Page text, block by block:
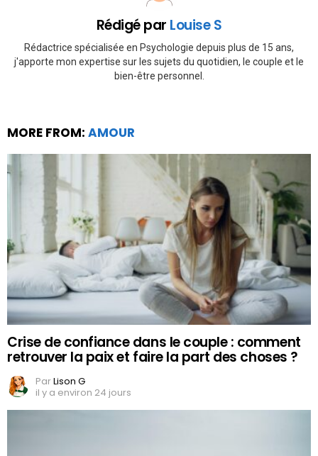
Rédigé par Louise S
Rédactrice spécialisée en Psychologie depuis plus de 15 ans,
j'apporte mon expertise sur les sujets du quotidien, le couple et le
bien-être personnel.
MORE FROM: AMOUR
Crise de confiance dans le couple : comment
retrouver la paix et faire la part des choses ?
ParLison G
il y a environ 24 jours